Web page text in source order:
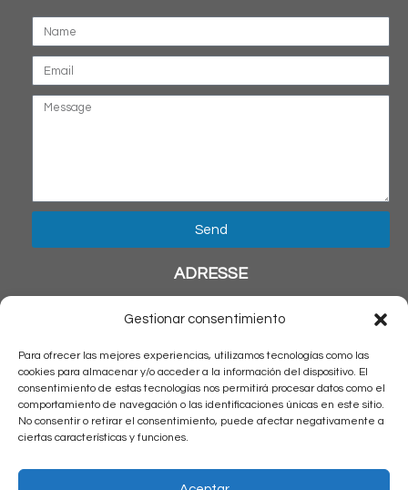
Gestionar consentimiento
Para ofrecer las mejores experiencias, utilizamos tecnologías como las
cookies para almacenar y/o acceder a la información del dispositivo. El
consentimiento de estas tecnologías nos permitirá procesar datos como el
comportamiento de navegación o las identificaciones únicas en este sitio.
No consentir o retirar el consentimiento, puede afectar negativamente a
ciertas características y funciones.
ADRESSE
Calle Solitario de Sayan 741
NOUS CONTACTER
téléphone : + 51 1 6538045
+51 1 983515711
e-mail: reservas@latinamericantrips.com
HORAIRE
Send